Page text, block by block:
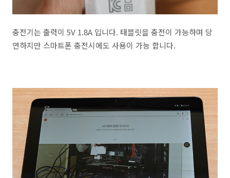
충전기는 출력이 5V 1.8A 입니다. 태블릿을 충전이 가능하며 당
연하지만 스마트폰 충전시에도 사용이 가능 합니다.